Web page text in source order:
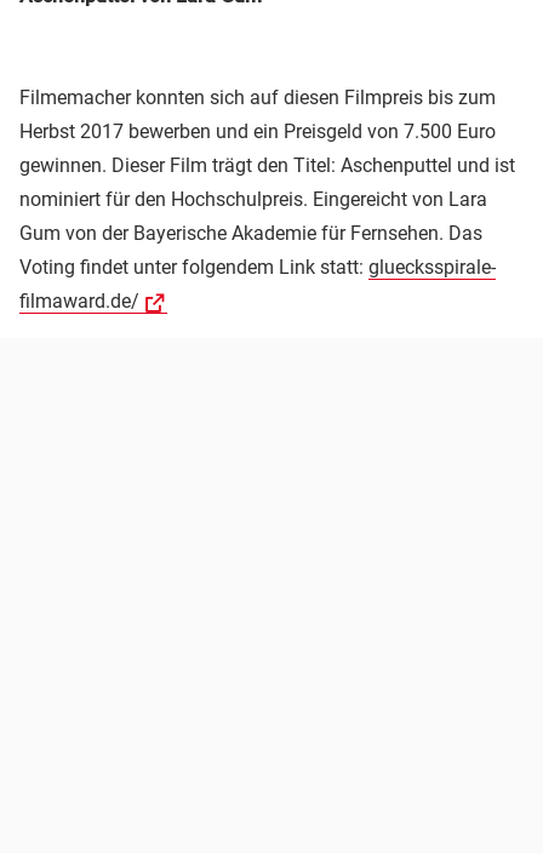
Filmemacher konnten sich auf diesen Filmpreis bis zum
Herbst 2017 bewerben und ein Preisgeld von 7.500 Euro
gewinnen. Dieser Film trägt den Titel: Aschenputtel und ist
nominiert für den Hochschulpreis. Eingereicht von Lara
Gum von der Bayerische Akademie für Fernsehen. Das
Voting findet unter folgendem Link statt: gluecksspirale-
filmaward.de/